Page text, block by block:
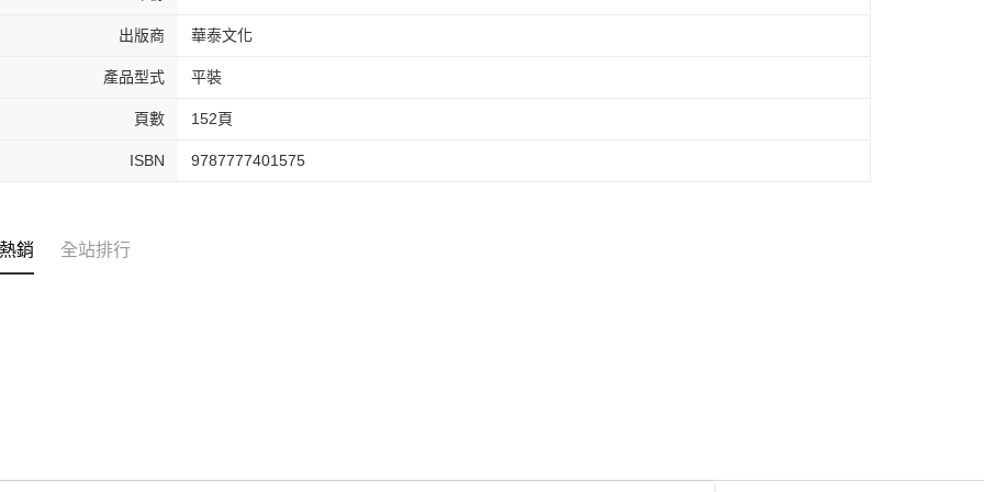
出版商 華泰文化
產品型式 平裝
頁數 152頁
ISBN 9787777401575
銷 全站排行